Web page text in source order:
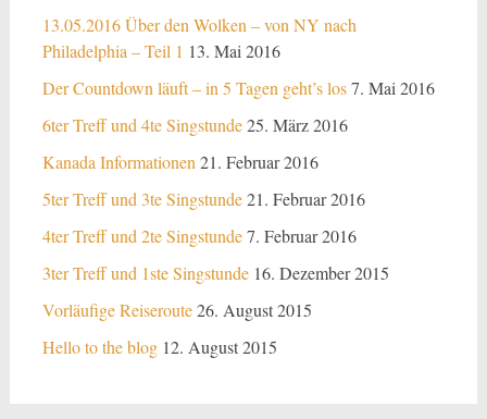
13.05.2016 Über den Wolken – von NY nach
Philadelphia – Teil 1 13. Mai 2016
Der Countdown läuft – in 5 Tagen geht’s los7. Mai 2016
6ter Treff und 4te Singstunde25. März 2016
Kanada Informationen 21. Februar 2016
5ter Treff und 3te Singstunde21. Februar 2016
4ter Treff und 2te Singstunde7. Februar 2016
3ter Treff und 1ste Singstunde 16. Dezember 2015
Vorläufige Reiseroute26. August 2015
Hello to the blog 12. August 2015